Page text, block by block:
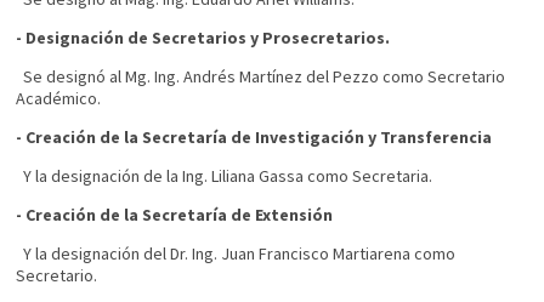
- Designación de Secretarios y Prosecretarios.
Se designó al Mg. Ing. Andrés Martínez del Pezzo como Secretario
Académico.
- Creación de la Secretaría de Investigación y Transferencia
Y la designación de la Ing. Liliana Gassa como Secretaria.
- Creación de la Secretaría de Extensión
Y la designación del Dr. Ing. Juan Francisco Martiarena como
Secretario.